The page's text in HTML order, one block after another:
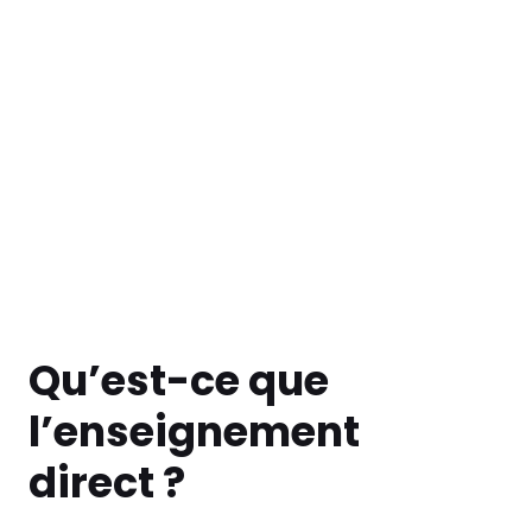
Qu’est-ce que
l’enseignement
direct ?